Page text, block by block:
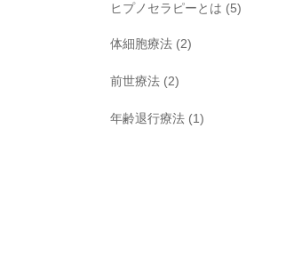
ヒプノセラピーとは (5)
体細胞療法 (2)
前世療法 (2)
年齢退行療法 (1)